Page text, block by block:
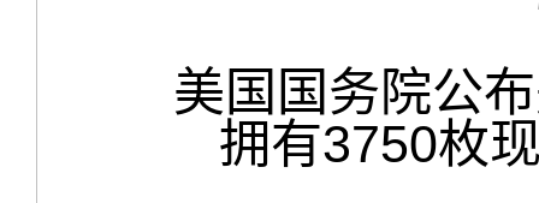
美国国务院公
拥有3750枚